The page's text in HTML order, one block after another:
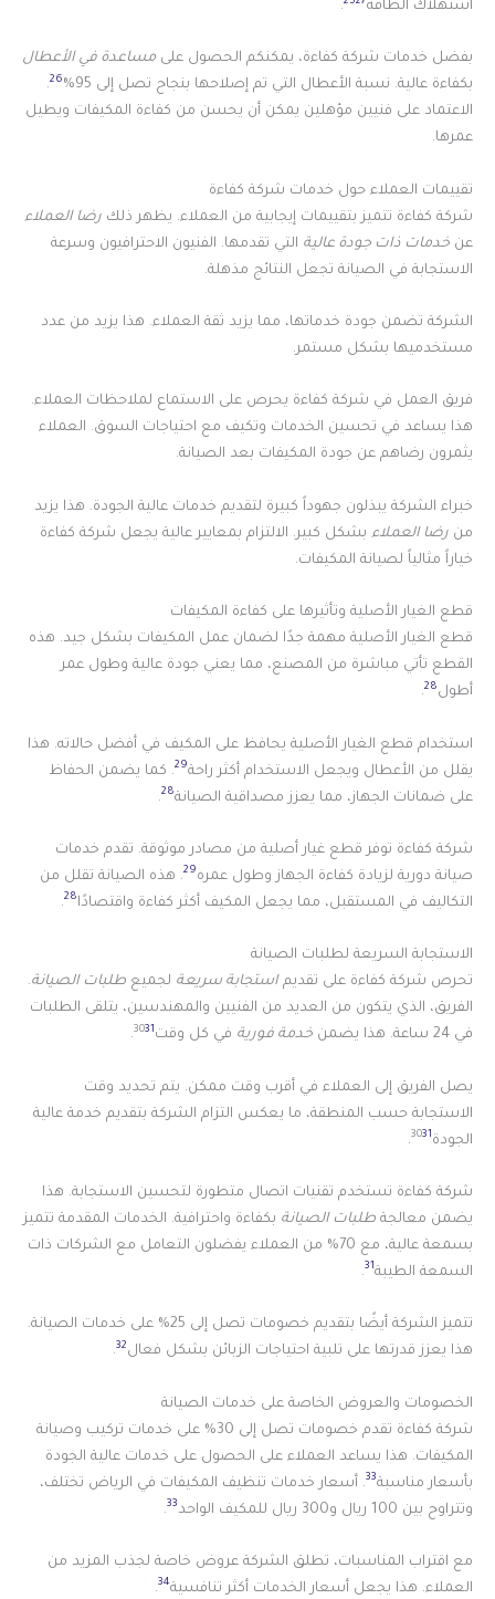
استهلاك الطاقة .
بفضل خدمات شركة كفاءة، يمكنكم الحصول على مساعدة في الأعطال
بكفاءة عالية. نسبة الأعطال التي تم إصلاحها بنجاح تصل إلى 95%
26
.
الاعتماد على فنيين مؤهلين يمكن أن يحسن من كفاءة المكيفات ويطيل
عمرها.
تقييمات العملاء حول خدمات شركة كفاءة
شركة كفاءة تتميز بتقييمات إيجابية من العملاء. يظهر ذلك رضا العملاء
عن خدمات ذات جودة عالية التي تقدمها. الفنيون الاحترافيون وسرعة
الاستجابة في الصيانة تجعل النتائج مذهلة.
الشركة تضمن جودة خدماتها، مما يزيد ثقة العملاء. هذا يزيد من عدد
مستخدميها بشكل مستمر.
فريق العمل في شركة كفاءة يحرص على الاستماع لملاحظات العملاء.
هذا يساعد في تحسين الخدمات وتكيف مع احتياجات السوق. العملاء
يثمرون رضاهم عن جودة المكيفات بعد الصيانة.
خبراء الشركة يبذلون جهوداً كبيرة لتقديم خدمات عالية الجودة. هذا يزيد
من رضا العملاء بشكل كبير. الالتزام بمعايير عالية يجعل شركة كفاءة
خياراً مثالياً لصيانة المكيفات.
قطع الغيار الأصلية وتأثيرها على كفاءة المكيفات
قطع الغيار الأصلية مهمة جدًا لضمان عمل المكيفات بشكل جيد. هذه
القطع تأتي مباشرة من المصنع، مما يعني جودة عالية وطول عمر
أطول28
.
استخدام قطع الغيار الأصلية يحافظ على المكيف في أفضل حالاته. هذا
يقلل من الأعطال ويجعل الاستخدام أكثر راحة29. كما يضمن الحفاظ
على ضمانات الجهاز، مما يعزز مصداقية الصيانة28
.
شركة كفاءة توفر قطع غيار أصلية من مصادر موثوقة. تقدم خدمات
صيانة دورية لزيادة كفاءة الجهاز وطول عمره29. هذه الصيانة تقلل من
التكاليف في المستقبل، مما يجعل المكيف أكثر كفاءة واقتصادًا28
.
الاستجابة السريعة لطلبات الصيانة
تحرص شركة كفاءة على تقديم استجابة سريعة لجميع طلبات الصيانة.
الفريق، الذي يتكون من العديد من الفنيين والمهندسين، يتلقى الطلبات
في 24 ساعة. هذا يضمن
خدمة فورية في كل وقت 3031
.
يصل الفريق إلى العملاء في أقرب وقت ممكن. يتم تحديد وقت
الاستجابة حسب المنطقة، ما يعكس التزام الشركة بتقديم خدمة عالية
الجودة
3031
.
شركة كفاءة تستخدم تقنيات اتصال متطورة لتحسين الاستجابة. هذا
يضمن معالجة طلبات الصيانة بكفاءة واحترافية. الخدمات المقدمة تتميز
بسمعة عالية، مع 70% من العملاء يفضلون التعامل مع الشركات ذات
السمعة الطيبة31
.
تتميز الشركة أيضًا بتقديم خصومات تصل إلى 25% على خدمات الصيانة.
هذا يعزز قدرتها على تلبية احتياجات الزبائن بشكل فعال32
.
الخصومات والعروض الخاصة على خدمات الصيانة
شركة كفاءة تقدم خصومات تصل إلى 30% على خدمات تركيب وصيانة
المكيفات. هذا يساعد العملاء على الحصول على خدمات عالية الجودة
بأسعار مناسبة33. أسعار خدمات تنظيف المكيفات في الرياض تختلف،
وتتراوح بين 100 ريال و300 ريال للمكيف الواحد
33
.
مع اقتراب المناسبات، تطلق الشركة عروض خاصة لجذب المزيد من
العملاء. هذا يجعل أسعار الخدمات أكثر تنافسية34
.